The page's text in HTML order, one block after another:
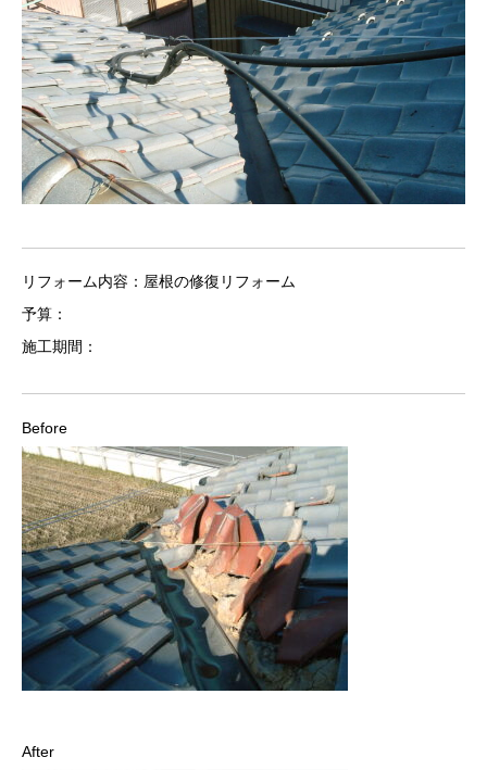
リフォーム内容：屋根の修復リフォーム
予算：
施工期間：
Before
After